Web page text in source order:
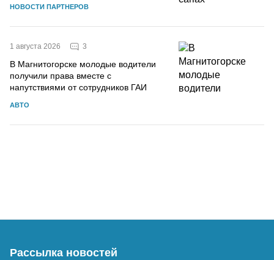
НОВОСТИ ПАРТНЕРОВ
1 августа 2026 3
В Магнитогорске молодые водители
получили права вместе с
напутствиями от сотрудников ГАИ
АВТО
Рассылка новостей